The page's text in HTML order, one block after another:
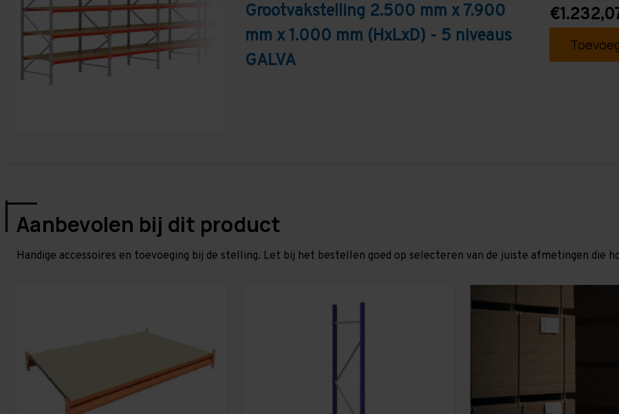
Grootvakstelling 2.500 mm x 7.900
mm x 1.000 mm (HxLxD) - 5 niveaus
GALVA
Aanbevolen bij dit product
Handige accessoires en toevoeging bij de stelling. Let bij het bestellen goed op selecteren van de juiste afmetingen die